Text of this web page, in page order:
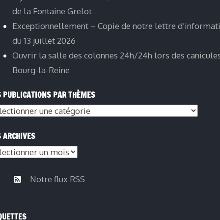
de la Fontaine Grelot
Exceptionnellement – Copie de notre lettre
du 13 juillet 2026
Ouvrir la salle des colonnes 24h/24h lors des
Bourg-la-Reine
PUBLICATIONS PAR THÈMES
ARCHIVES
Notre flux RSS